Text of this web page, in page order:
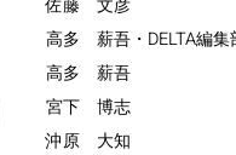
佐藤 文彦
高多 薪吾・DELTA編集
高多 薪吾
宮下 博志
沖原 大知